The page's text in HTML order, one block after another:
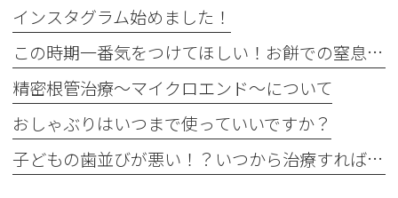
インスタグラム始めました！
この時期一番気をつけてほしい！お餅での窒息事故
精密根管治療〜マイクロエンド〜について
おしゃぶりはいつまで使っていいですか？
子どもの歯並びが悪い！？いつから治療すればいいの？